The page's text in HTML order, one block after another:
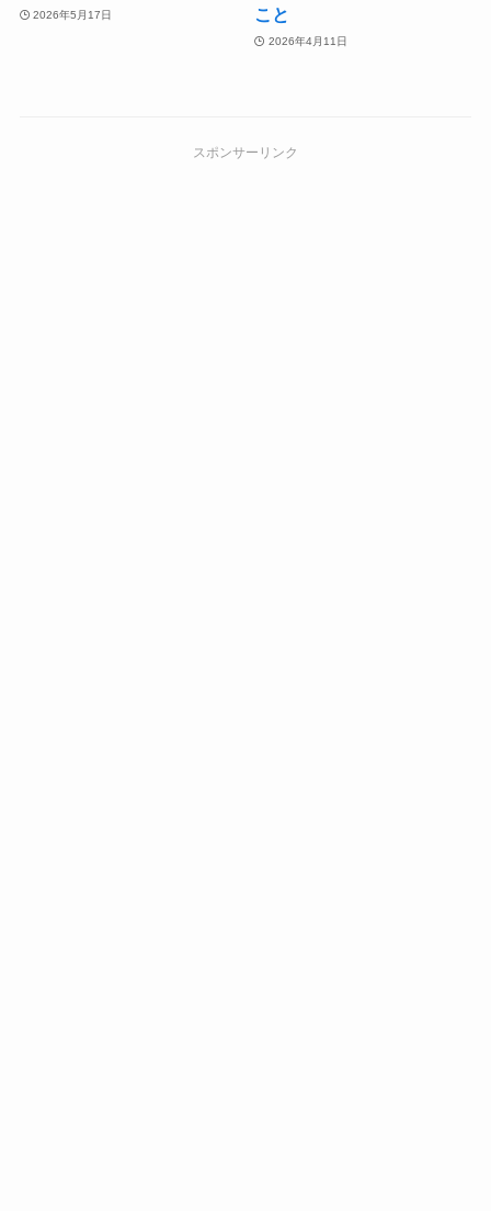
2026年5月17日
こと
2026年4月11日
スポンサーリンク